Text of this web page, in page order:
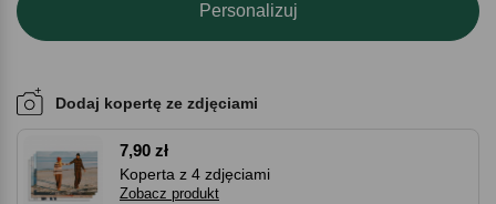
Personalizuj
Dodaj kopertę ze zdjęciami
7,90 zł
Koperta z 4 zdjęciami
Zobacz produkt